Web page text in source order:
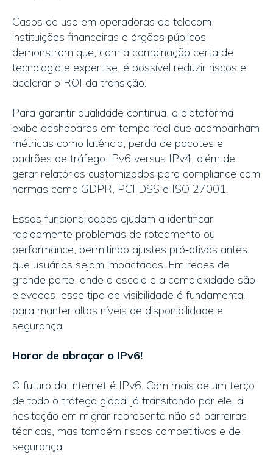
Casos de uso em operadoras de telecom,
instituições financeiras e órgãos públicos
demonstram que, com a combinação certa de
tecnologia e expertise, é possível reduzir riscos e
acelerar o ROI da transição.
Para garantir qualidade contínua, a plataforma
exibe dashboards em tempo real que acompanham
métricas como latência, perda de pacotes e
padrões de tráfego IPv6 versus IPv4, além de
gerar relatórios customizados para compliance com
normas como GDPR, PCI DSS e ISO 27001.
Essas funcionalidades ajudam a identificar
rapidamente problemas de roteamento ou
performance, permitindo ajustes pró‑ativos antes
que usuários sejam impactados. Em redes de
grande porte, onde a escala e a complexidade são
elevadas, esse tipo de visibilidade é fundamental
para manter altos níveis de disponibilidade e
segurança.
Horar de abraçar o IPv6!
O futuro da Internet é IPv6. Com mais de um terço
de todo o tráfego global já transitando por ele, a
hesitação em migrar representa não só barreiras
técnicas, mas também riscos competitivos e de
segurança.